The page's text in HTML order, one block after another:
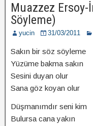
Muazzez Ersoy-
Söyleme)
yucin 31/03/2011
Sakın bir söz söyleme
Yüzüme bakma sakın
Sesini duyan olur
Sana göz koyan olur
Düşmanımdır seni kim
Bulursa cana yakın